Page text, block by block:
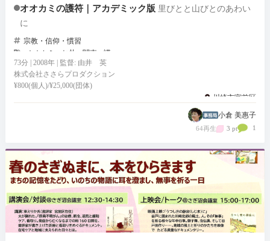
オオカミの護符｜アカデミック版 里びとと山びとのあわい
に
宗教・信仰・慣習
オオカミ
お札 関東
講
73分 | 2008年 | 監督: 由井 英
株式会社ささらプロダクション
¥800(個人)/¥25,000(団体)
川崎市宮前区
小倉 美惠子
64再生 3 pt 1